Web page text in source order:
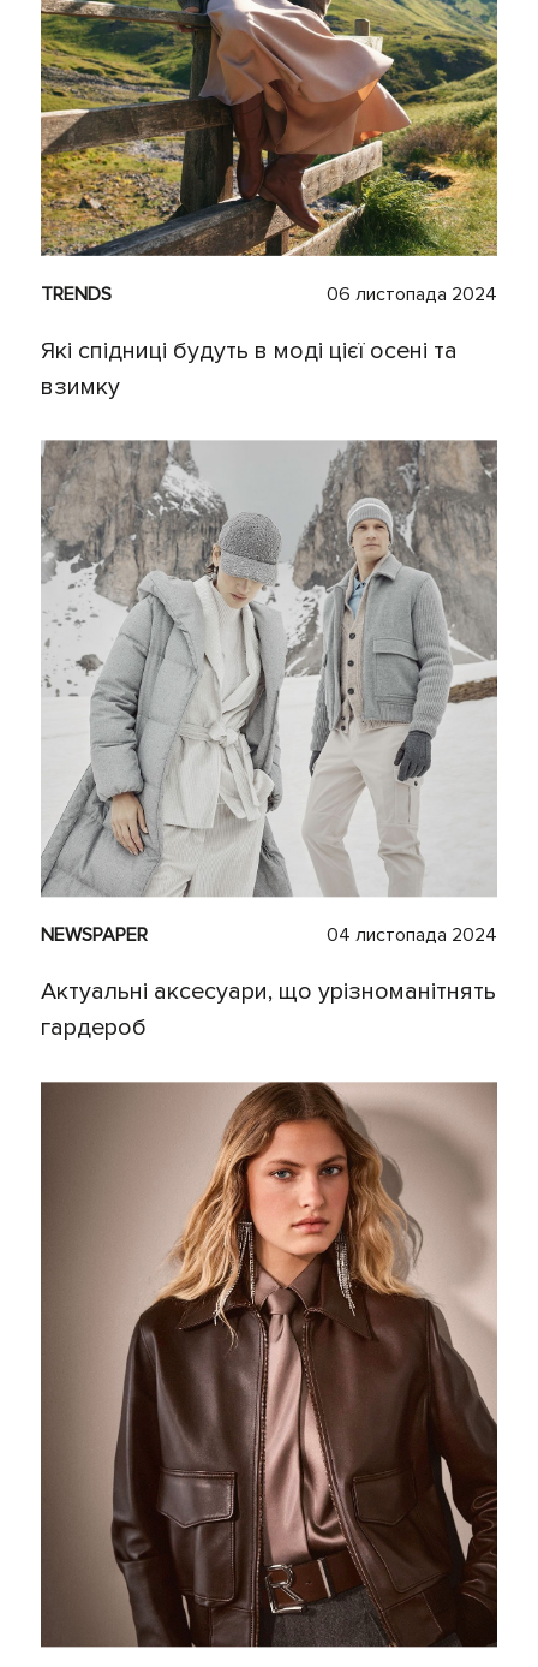
TRENDS 06 листопада 2024
Які спідниці будуть в моді цієї осені та
взимку
NEWSPAPER 04 листопада 2024
Актуальні аксесуари, що урізноманітнять
гардероб